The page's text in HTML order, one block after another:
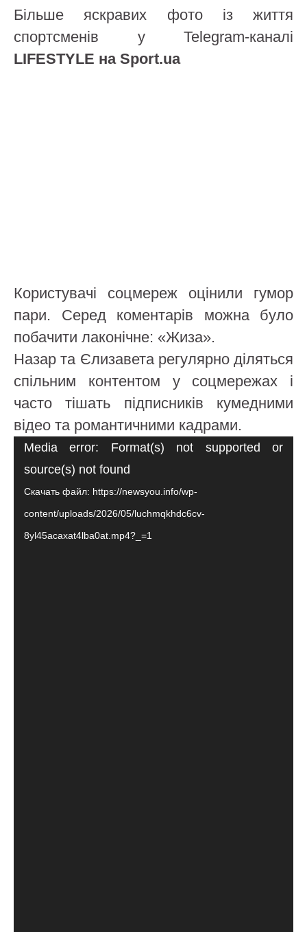
Більше яскравих фото із життя
спортсменів у Telegram-каналі
LIFESTYLE на Sport.ua
Користувачі соцмереж оцінили гумор
пари. Серед коментарів можна було
побачити лаконічне: «Жиза».
Назар та Єлизавета регулярно діляться
спільним контентом у соцмережах і
часто тішать підписників кумедними
відео та романтичними кадрами.
Видеоплеер
Media error: Format(s) not supported or
source(s) not found
Скачать файл: https://newsyou.info/wp-
content/uploads/2026/05/luchmqkhdc6cv-
8yl45acaxat4lba0at.mp4?_=1